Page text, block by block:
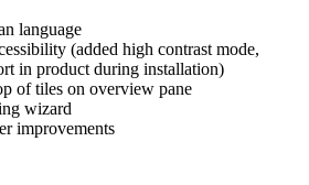
language
(added high contrast mode,
in product during installation)
of tiles on overview pane
wizard
improvements